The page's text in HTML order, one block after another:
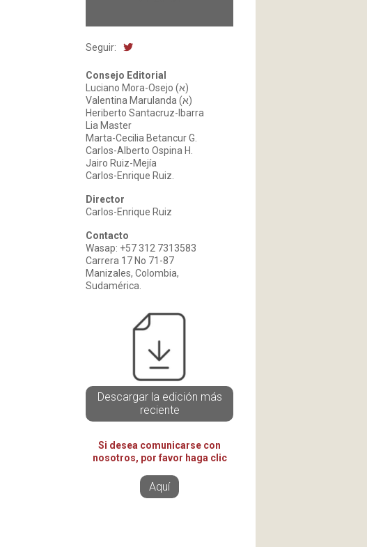
Seguir:
Consejo Editorial
Luciano Mora-Osejo (א)
Valentina Marulanda (א)
Heriberto Santacruz-Ibarra
Lia Master
Marta-Cecilia Betancur G.
Carlos-Alberto Ospina H.
Jairo Ruiz-Mejía
Carlos-Enrique Ruiz.
Director
Carlos-Enrique Ruiz
Contacto
Wasap: +57 312 7313583
Carrera 17 No 71-87
Manizales, Colombia,
Sudamérica.
Descargar la edición más
reciente
Si desea comunicarse con
nosotros, por favor haga clic
Aquí